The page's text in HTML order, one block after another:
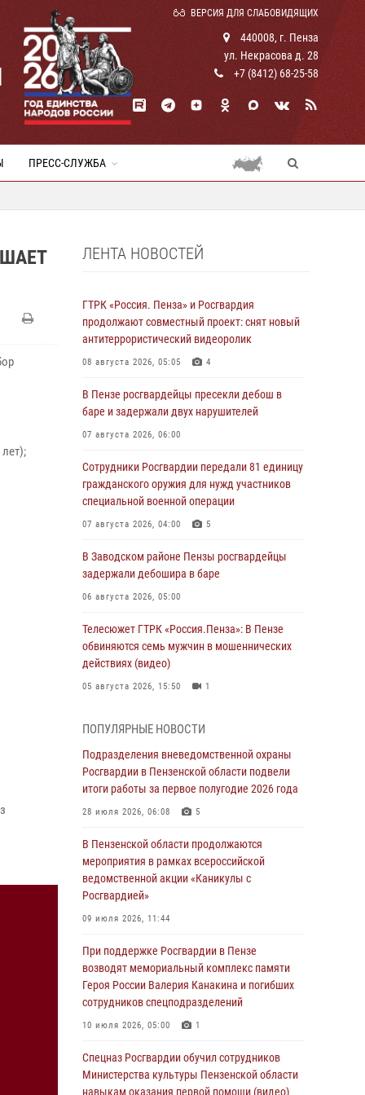
ВЕРСИЯ ДЛЯ СЛАБОВИДЯЩИХ
440008, г. Пенза
ул. Некрасова д. 28
+7 (8412) 68-25-58
ПРЕСС-СЛУЖБА
ЛЕНТА НОВОСТЕЙ
ГТРК «Россия. Пенза» и Росгвардия
продолжают совместный проект: снят новый
антитеррористический видеоролик
08 августа 2026, 05:05 4
В Пензе росгвардейцы пресекли дебош в
баре и задержали двух нарушителей
07 августа 2026, 06:00
Сотрудники Росгвардии передали 81 единицу
гражданского оружия для нужд участников
специальной военной операции
07 августа 2026, 04:00 5
В Заводском районе Пензы росгвардейцы
задержали дебошира в баре
06 августа 2026, 05:00
Телесюжет ГТРК «Россия.Пенза»: В Пензе
обвиняются семь мужчин в мошеннических
действиях (видео)
05 августа 2026, 15:50 1
легендарного генерала Яковлева
05 августа 2026, 07:00
Сотрудники пензенского ОМОН «Страж»
познакомили участников сборов «Гвардеец»
05 августа 2026, 06:15 6
В Пензе сотрудники Росгвардии оказали
помощь дезориентированному пенсионеру
05 августа 2026, 04:00
В Пензе при силовой поддержке Росгвардии
пресечена деятельность ОПГ,
маскировавшейся под реабилитационный
центр (видео)
04 августа 2026, 07:05
В Управлении Росгвардии по Пензенской
области подвели итоги работы за первое
ПОПУЛЯРНЫЕ НОВОСТИ
Подразделения вневедомственной охраны
Росгвардии в Пензенской области подвели
итоги работы за первое полугодие 2026 года
28 июля 2026, 06:08 5
В Пензенской области продолжаются
мероприятия в рамках всероссийской
ведомственной акции «Каникулы с
Росгвардией»
09 июля 2026, 11:44
При поддержке Росгвардии в Пензе
возводят мемориальный комплекс памяти
Героя России Валерия Канакина и погибших
сотрудников спецподразделений
10 июля 2026, 05:00 1
Спецназ Росгвардии обучил сотрудников
Министерства культуры Пензенской области
навыкам оказания первой помощи (видео)